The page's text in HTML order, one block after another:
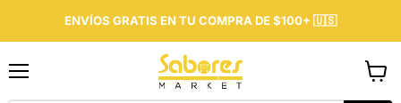
ENVÍOS GRATIS EN TU COMPRA DE $100+ 🇺🇸